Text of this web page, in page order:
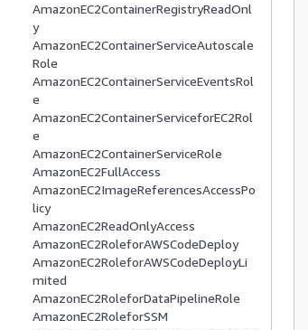
AmazonEC2ContainerRegistryReadOnl
y
AmazonEC2ContainerServiceAutoscale
Role
AmazonEC2ContainerServiceEventsRol
e
AmazonEC2ContainerServiceforEC2Rol
e
AmazonEC2ContainerServiceRole
AmazonEC2FullAccess
AmazonEC2ImageReferencesAccessPo
licy
AmazonEC2ReadOnlyAccess
AmazonEC2RoleforAWSCodeDeploy
AmazonEC2RoleforAWSCodeDeployLi
mited
AmazonEC2RoleforDataPipelineRole
AmazonEC2RoleforSSM